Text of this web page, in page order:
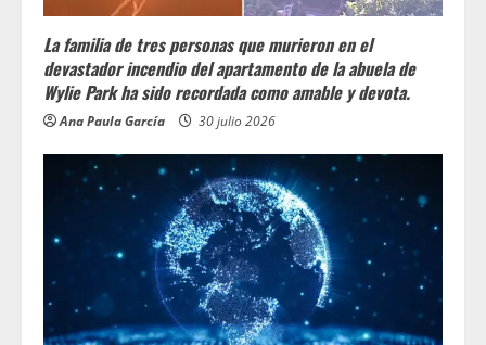
La familia de tres personas que murieron en el
devastador incendio del apartamento de la abuela de
Wylie Park ha sido recordada como amable y devota.
Ana Paula García 30 julio 2026